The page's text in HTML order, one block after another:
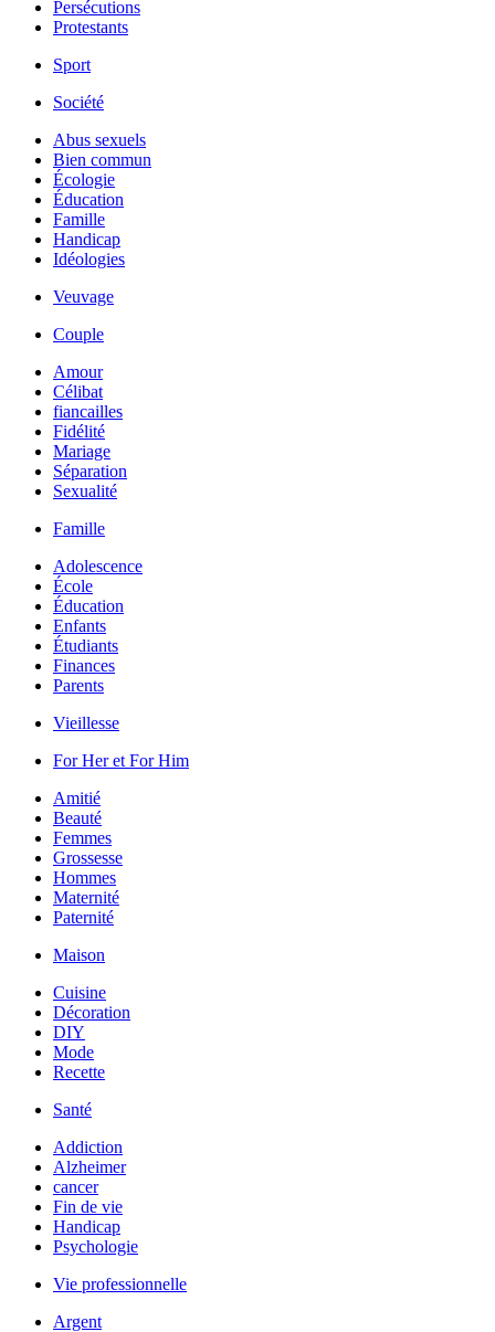
Persécutions
Protestants
Sport
Société
Abus sexuels
Bien commun
Écologie
Éducation
Famille
Handicap
Idéologies
Veuvage
Couple
Amour
Célibat
fiancailles
Fidélité
Mariage
Séparation
Sexualité
Famille
Adolescence
École
Éducation
Enfants
Étudiants
Finances
Parents
Vieillesse
For Her et For Him
Amitié
Beauté
Femmes
Grossesse
Hommes
Maternité
Paternité
Maison
Cuisine
Décoration
DIY
Mode
Recette
Santé
Addiction
Alzheimer
cancer
Fin de vie
Handicap
Psychologie
Vie professionnelle
Argent